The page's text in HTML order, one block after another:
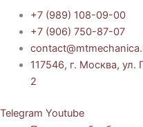
+7 (989) 108-09-00
+7 (906) 750-87-07
117546, г. Москва, ул.
2
Telegram Youtube